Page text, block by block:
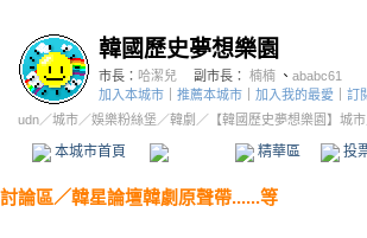
韓國歷史夢想樂園
市長： 哈潔兒 副市長： 楠楠 、 ababc61
加入本城市
推薦本城市 加入我的最愛
訂
udn／城市／娛樂粉絲堡 ／韓劇 ／ 【韓國歷史夢想樂園】城市
本城市首頁 精華區 投
討論區／韓星論壇韓劇原聲帶......等